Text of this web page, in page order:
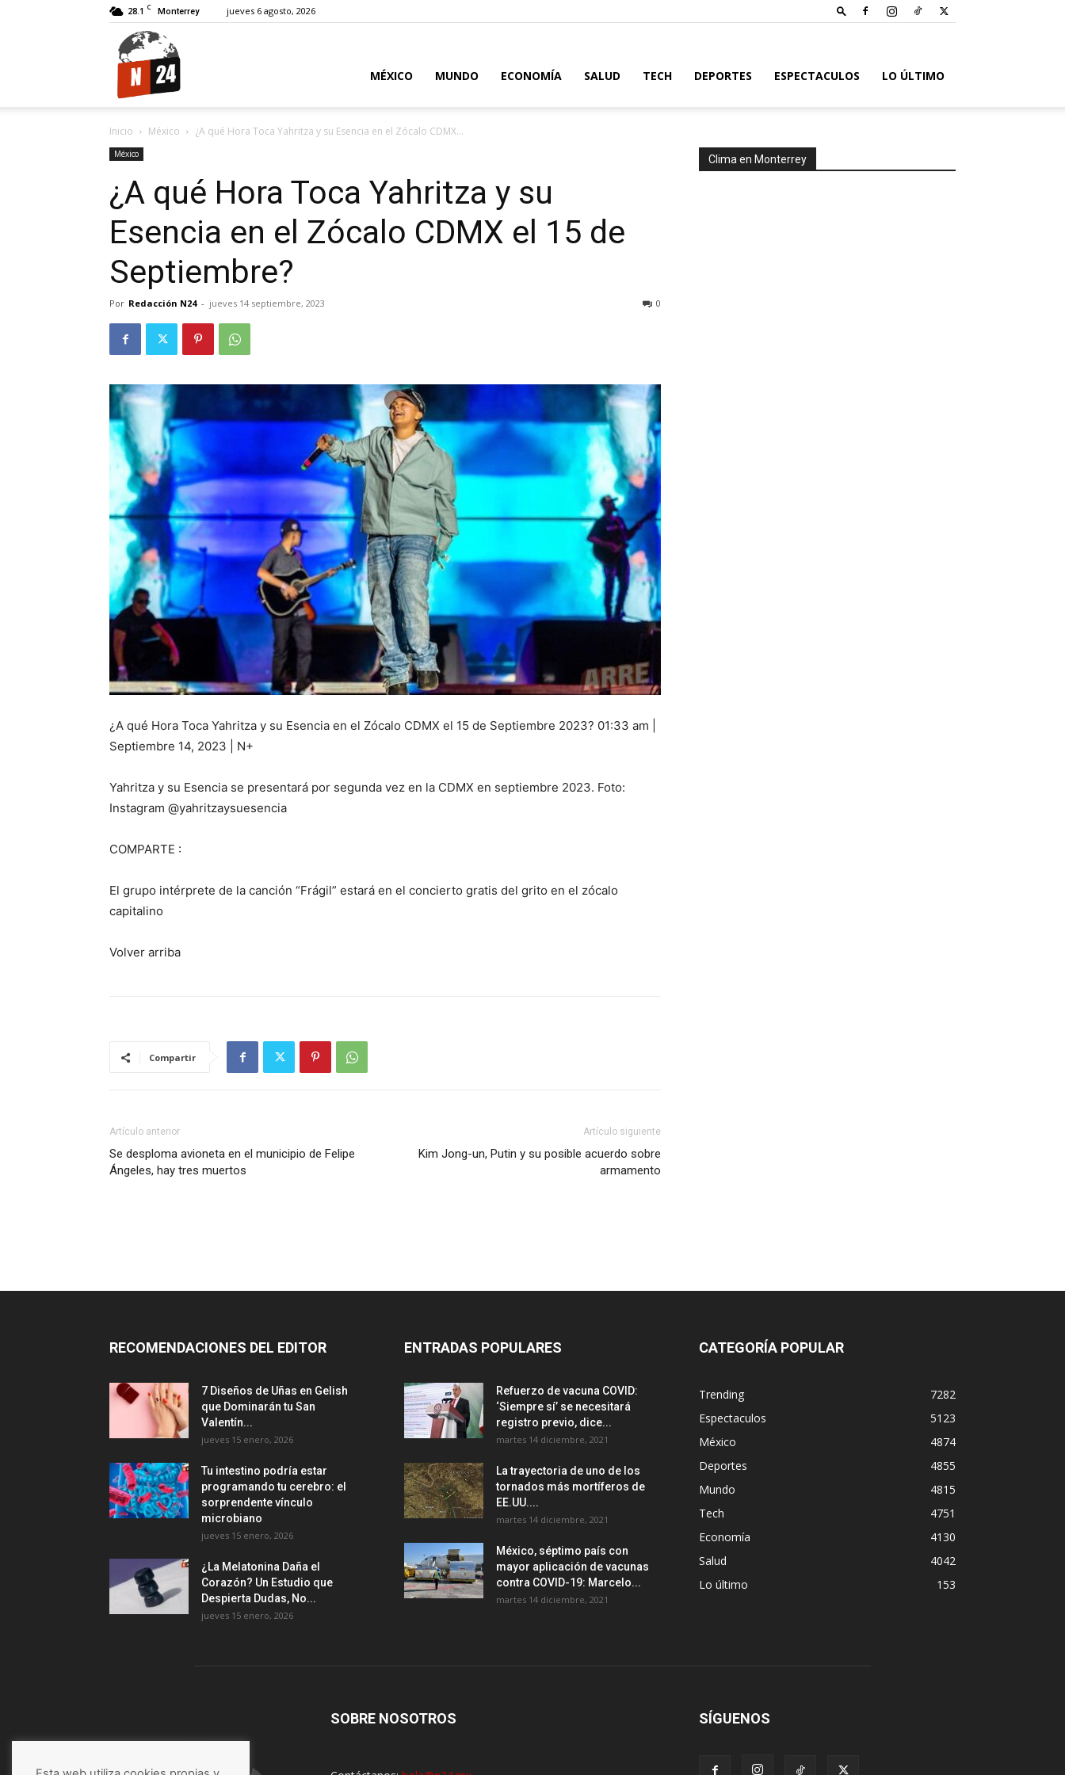
28.1 C Monterrey jueves 6 agosto, 2026
MÉXICO MUNDO ECONOMÍA SALUD TECH DEPORTES ESPECTACULOS LO ÚLTIMO
Inicio México ¿A qué Hora Toca Yahritza y su Esencia en el Zócalo CDMX...
México
¿A qué Hora Toca Yahritza y su
Esencia en el Zócalo CDMX el 15 de
Septiembre?
Por Redacción N24 - jueves 14 septiembre, 2023 0
¿A qué Hora Toca Yahritza y su Esencia en el Zócalo CDMX el 15 de Septiembre 2023? 01:33 am |
Septiembre 14, 2023 | N+
Yahritza y su Esencia se presentará por segunda vez en la CDMX en septiembre 2023. Foto:
Instagram @yahritzaysuesencia
COMPARTE :
El grupo intérprete de la canción “Frágil” estará en el concierto gratis del grito en el zócalo
capitalino
Volver arriba
Compartir
Artículo anterior
Se desploma avioneta en el municipio de Felipe
Ángeles, hay tres muertos
Artículo siguiente
Kim Jong-un, Putin y su posible acuerdo sobre
armamento
Clima en Monterrey
RECOMENDACIONES DEL EDITOR
7 Diseños de Uñas en Gelish
que Dominarán tu San
Valentín...
jueves 15 enero, 2026
Tu intestino podría estar
programando tu cerebro: el
sorprendente vínculo
microbiano
jueves 15 enero, 2026
¿La Melatonina Daña el
Corazón? Un Estudio que
Despierta Dudas, No...
jueves 15 enero, 2026
ENTRADAS POPULARES
Refuerzo de vacuna COVID:
‘Siempre sí’ se necesitará
registro previo, dice...
martes 14 diciembre, 2021
La trayectoria de uno de los
tornados más mortíferos de
EE.UU....
martes 14 diciembre, 2021
México, séptimo país con
mayor aplicación de vacunas
contra COVID-19: Marcelo...
martes 14 diciembre, 2021
CATEGORÍA POPULAR
Trending
7282
Espectaculos
5123
México
4874
Deportes
4855
Mundo
4815
Tech
4751
Economía
4130
Salud
4042
Lo último
153
SOBRE NOSOTROS SÍGUENOS